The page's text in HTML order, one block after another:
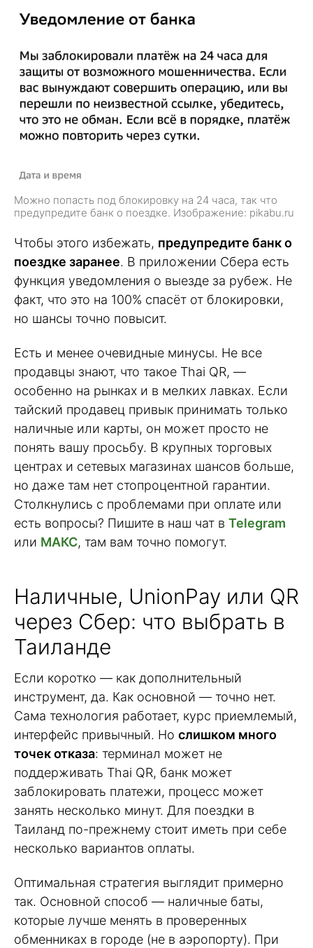
Можно попасть под блокировку на 24 часа, так что
предупредите банк о поездке. Изображение: pikabu.ru
Чтобы этого избежать, предупредите банк о
поездке заранее. В приложении Сбера есть
функция уведомления о выезде за рубеж. Не
факт, что это на 100% спасёт от блокировки,
но шансы точно повысит.
Есть и менее очевидные минусы. Не все
продавцы знают, что такое Thai QR, —
особенно на рынках и в мелких лавках. Если
тайский продавец привык принимать только
наличные или карты, он может просто не
понять вашу просьбу. В крупных торговых
центрах и сетевых магазинах шансов больше,
но даже там нет стопроцентной гарантии.
Столкнулись с проблемами при оплате или
есть вопросы? Пишите в наш чат в Telegram
или МАКС, там вам точно помогут.
Наличные, UnionPay или QR
через Сбер: что выбрать в
Таиланде
Если коротко — как дополнительный
инструмент, да. Как основной — точно нет.
Сама технология работает, курс приемлемый,
интерфейс привычный. Но слишком много
точек отказа: терминал может не
поддерживать Thai QR, банк может
заблокировать платежи, процесс может
занять несколько минут. Для поездки в
Таиланд по-прежнему стоит иметь при себе
несколько вариантов оплаты.
Оптимальная стратегия выглядит примерно
так. Основной способ — наличные баты,
которые лучше менять в проверенных
обменниках в городе (не в аэропорту). При